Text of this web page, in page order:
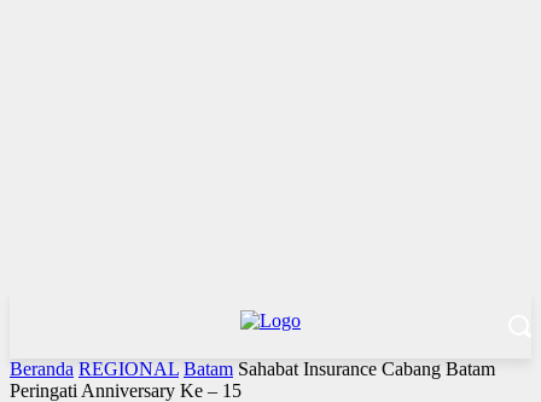
Beranda REGIONAL Batam Sahabat Insurance Cabang Batam
Peringati Anniversary Ke – 15